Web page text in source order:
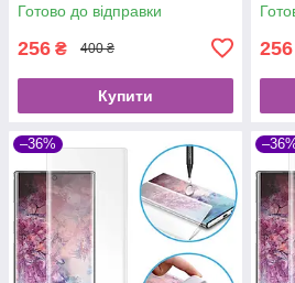
Готово до відправки
256 ₴ 400 ₴
Купити
256
–36%